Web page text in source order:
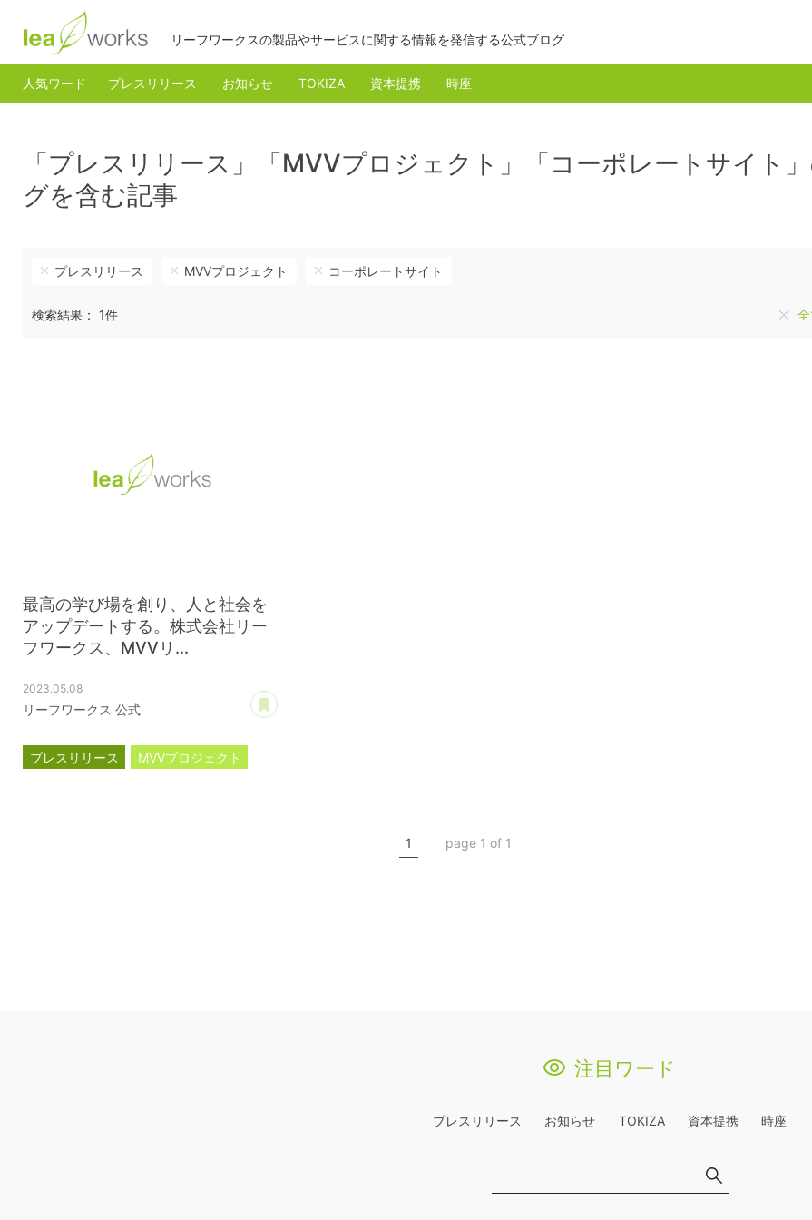
リーフワークスの製品やサービスに関する情報を発信する公式ブログ
人気ワード プレスリリース お知らせ TOKIZA 資本提携 時座
「プレスリリース」「MVVプロジェクト」「コーポレートサイト
グを含む記事
プレスリリース MVVプロジェクト コーポレートサイト
検索結果： 1件
最高の学び場を創り、人と社会を
アップデートする。株式会社リー
フワークス、MVVリ...
2023.05.08
リーフワークス 公式
プレスリリース
MVVプロジェクト
1 page 1 of 1
注目ワード
プレスリリース お知らせ TOKIZA 資本提携 時座